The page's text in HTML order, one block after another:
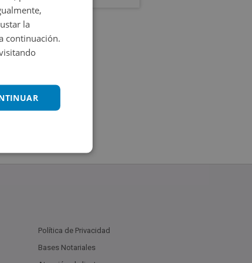
Política de Privacidad
Bases Notariales
la
continuación.